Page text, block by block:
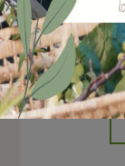
Quantité :